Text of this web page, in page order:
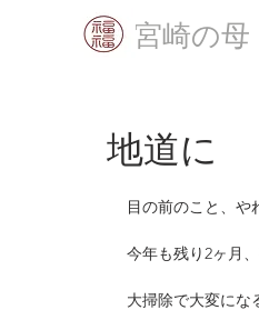
​宮崎の母
地道に
目の前のこと、や
今年も残り2ヶ月
大掃除で大変にな